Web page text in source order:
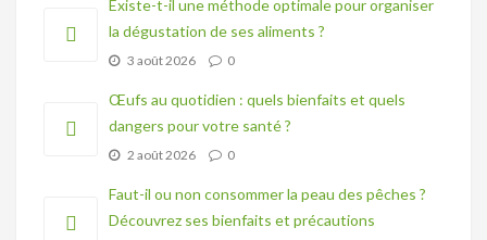
Existe-t-il une méthode optimale pour organiser
la dégustation de ses aliments ?
3 août 2026 0
Œufs au quotidien : quels bienfaits et quels
dangers pour votre santé ?
2 août 2026 0
Faut-il ou non consommer la peau des pêches ?
Découvrez ses bienfaits et précautions